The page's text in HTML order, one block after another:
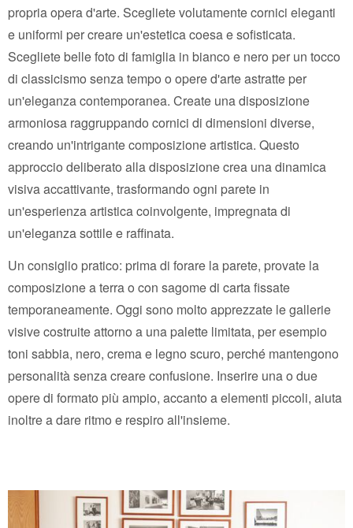
propria opera d'arte. Scegliete volutamente cornici eleganti
e uniformi per creare un'estetica coesa e sofisticata.
Scegliete belle foto di famiglia in bianco e nero per un tocco
di classicismo senza tempo o opere d'arte astratte per
un'eleganza contemporanea. Create una disposizione
armoniosa raggruppando cornici di dimensioni diverse,
creando un'intrigante composizione artistica. Questo
approccio deliberato alla disposizione crea una dinamica
visiva accattivante, trasformando ogni parete in
un'esperienza artistica coinvolgente, impregnata di
un'eleganza sottile e raffinata.
Un consiglio pratico: prima di forare la parete, provate la
composizione a terra o con sagome di carta fissate
temporaneamente. Oggi sono molto apprezzate le gallerie
visive costruite attorno a una palette limitata, per esempio
toni sabbia, nero, crema e legno scuro, perché mantengono
personalità senza creare confusione. Inserire una o due
opere di formato più ampio, accanto a elementi piccoli, aiuta
inoltre a dare ritmo e respiro all'insieme.